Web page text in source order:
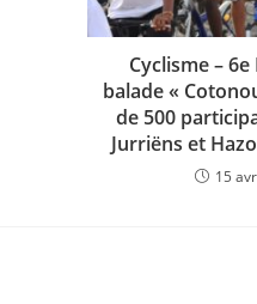
Cyclisme –
balade «
de 500
Jurriëns et
15